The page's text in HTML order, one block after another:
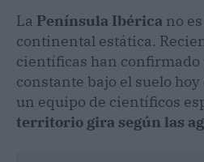
La Península Ibérica no
continental estática.
científicas han
constante bajo el suelo
un equipo de científicos
territorio gira según las